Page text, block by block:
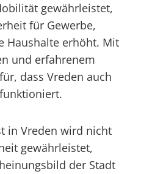
gewährleistet,
für Gewerbe,
Haushalte erhöht. Mit
und erfahrenem
dass Vreden auch
in Vreden wird nicht
gewährleistet,
der Stadt